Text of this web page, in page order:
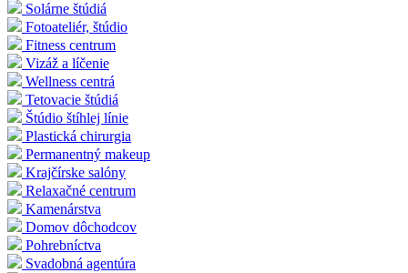
Solárne štúdiá
Fotoateliér, štúdio
Fitness centrum
Vizáž a líčenie
Wellness centrá
Tetovacie štúdiá
Štúdio štíhlej línie
Plastická chirurgia
Permanentný makeup
Krajčírske salóny
Relaxačné centrum
Kamenárstva
Domov dôchodcov
Pohrebníctva
Svadobná agentúra